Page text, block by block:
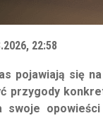
22:58
pojawiają się